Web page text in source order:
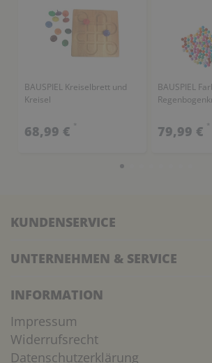
BAUSPIEL Kreiselbrett und
Kreisel
68,99 € *
BAUSPIEL
79,99 € *
KUNDENSERVICE
UNTERNEHMEN & SERVICE
INFORMATION
Impressum
Widerrufsrecht
Datenschutzerklärung